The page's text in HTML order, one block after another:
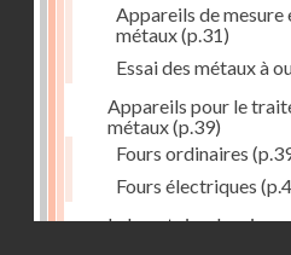
Appareils de
métaux(p.31)
Essai des métaux à
Appareils pour le
métaux(p.39)
Fours ordinaires
Fours électriques
Laboratoire de